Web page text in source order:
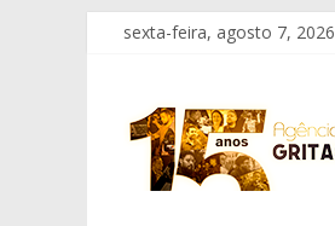
Pular
conteúdo
sexta-feira, agosto 7, 2026
Grita
São